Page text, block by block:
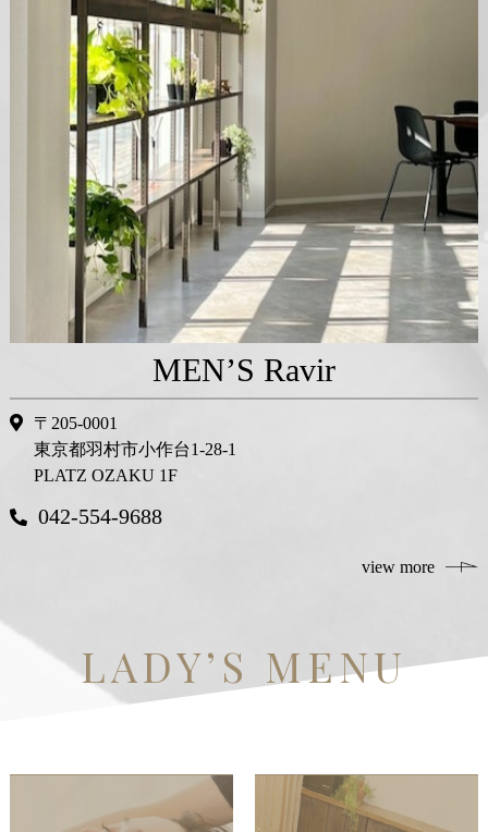
MEN’S Ravir
〒205-0001
東京都羽村市小作台1-28-1
PLATZ OZAKU 1F
042-554-9688
view more
LADY’S MENU